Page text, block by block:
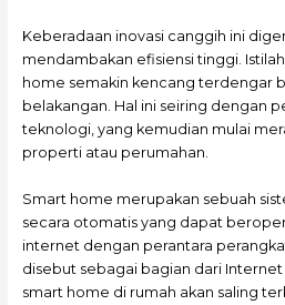
Keberadaan inovasi canggih ini
mendambakan efisiensi tinggi.
home semakin kencang terdengar
belakangan. Hal ini seiring dengan
teknologi, yang kemudian mulai
properti atau perumahan.
Smart home merupakan sebuah
secara otomatis yang dapat
internet dengan perantara
disebut sebagai bagian dari Internet
smart home di rumah akan saling